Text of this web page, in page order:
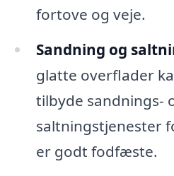
fortove og veje.
Sandning og
glatte overflader
tilbyde sandnings-
saltningstjenester
er godt fodfæste.